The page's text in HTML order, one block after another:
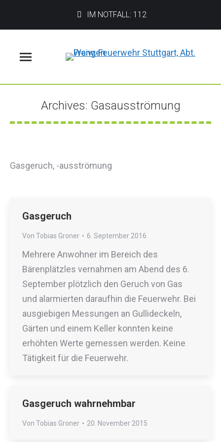
IM NOTFALL: 112
Archives: Gasausströmung
Sie befinden sich hier:
Gasgeruch, -ausströmung
Gasgeruch
Von Tobias Groner 6. September 2016
Mehrere Anwohner im Bereich des
Bärenplätzles vernahmen am Abend des 6.
September plötzlich den Geruch von Gas
und alarmierten daraufhin die Feuerwehr. Bei
ausgiebigen Messungen an Gullideckeln,
Gärten und einem Keller konnten keine
erhöhten Werte gemessen werden. Keine
Tätigkeit für die Feuerwehr.
Gasgeruch wahrnehmbar
Von Tobias Groner 20. November 2015